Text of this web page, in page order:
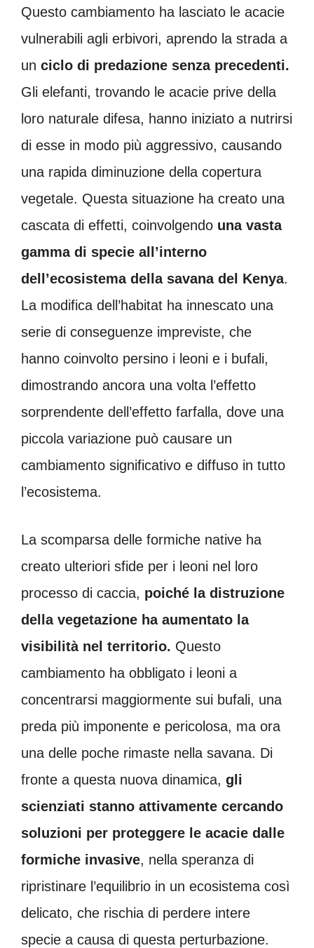
Questo cambiamento ha lasciato le acacie
vulnerabili agli erbivori, aprendo la strada a
un ciclo di predazione senza precedenti.
Gli elefanti, trovando le acacie prive della
loro naturale difesa, hanno iniziato a nutrirsi
di esse in modo più aggressivo, causando
una rapida diminuzione della copertura
vegetale. Questa situazione ha creato una
cascata di effetti, coinvolgendo una vasta
gamma di specie all’interno
dell’ecosistema della savana del Kenya.
La modifica dell’habitat ha innescato una
serie di conseguenze impreviste, che
hanno coinvolto persino i leoni e i bufali,
dimostrando ancora una volta l’effetto
sorprendente dell’effetto farfalla, dove una
piccola variazione può causare un
cambiamento significativo e diffuso in tutto
l’ecosistema.
La scomparsa delle formiche native ha
creato ulteriori sfide per i leoni nel loro
processo di caccia, poiché la distruzione
della vegetazione ha aumentato la
visibilità nel territorio. Questo
cambiamento ha obbligato i leoni a
concentrarsi maggiormente sui bufali, una
preda più imponente e pericolosa, ma ora
una delle poche rimaste nella savana. Di
fronte a questa nuova dinamica, gli
scienziati stanno attivamente cercando
soluzioni per proteggere le acacie dalle
formiche invasive, nella speranza di
ripristinare l’equilibrio in un ecosistema così
delicato, che rischia di perdere intere
specie a causa di questa perturbazione.